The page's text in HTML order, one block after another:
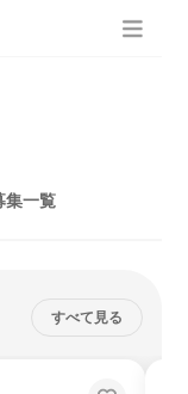
集一覧
すべて見る